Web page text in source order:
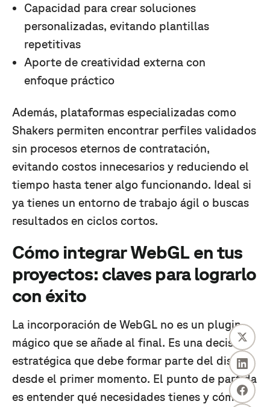
Capacidad para crear soluciones
personalizadas, evitando plantillas
repetitivas
Aporte de creatividad externa con
enfoque práctico
Además, plataformas especializadas como
Shakers permiten encontrar perfiles validados
sin procesos eternos de contratación,
evitando costos innecesarios y reduciendo el
tiempo hasta tener algo funcionando. Ideal si
ya tienes un entorno de trabajo ágil o buscas
resultados en ciclos cortos.
Cómo integrar WebGL en tus
proyectos: claves para lograrlo
con éxito
La incorporación de WebGL no es un plugin
mágico que se añade al final. Es una decisión
estratégica que debe formar parte del diseño
desde el primer momento. El punto de partida
es entender qué necesidades tienes y cómo